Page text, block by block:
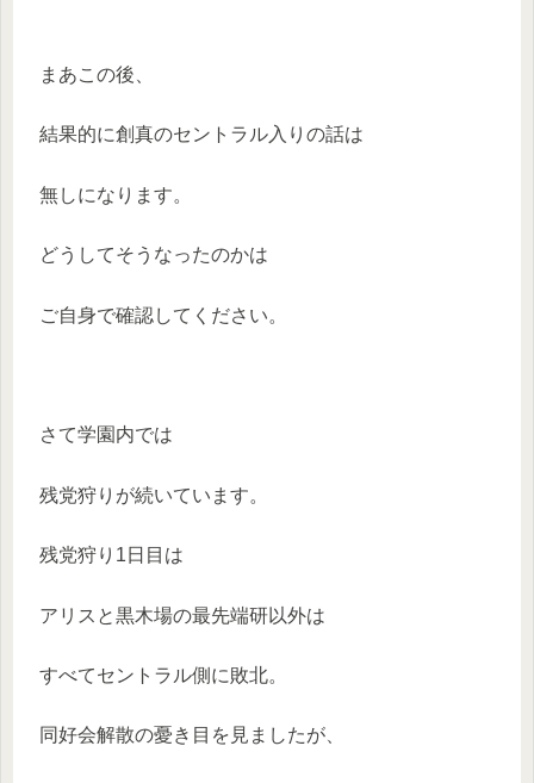
まあこの後、
結果的に創真のセントラル入りの話は
無しになります。
どうしてそうなったのかは
ご自身で確認してください。
さて学園内では
残党狩りが続いています。
残党狩り1日目は
アリスと黒木場の最先端研以外は
すべてセントラル側に敗北。
同好会解散の憂き目を見ましたが、